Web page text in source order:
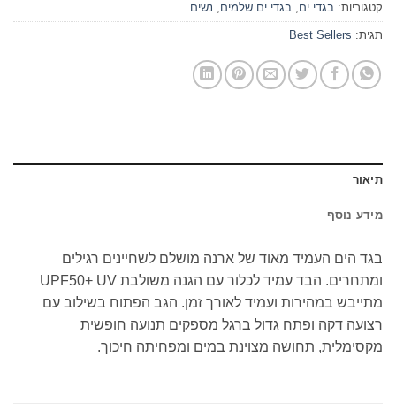
קטגוריות: בגדי ים, בגדי ים שלמים, נשים
תגית: Best Sellers
תיאור
מידע נוסף
בגד הים העמיד מאוד של ארנה מושלם לשחיינים רגילים
ומתחרים. הבד עמיד לכלור עם הגנה משולבת UPF50+ UV
מתייבש במהירות ועמיד לאורך זמן. הגב הפתוח בשילוב עם
רצועה דקה ופתח גדול ברגל מספקים תנועה חופשית
מקסימלית, תחושה מצוינת במים ומפחיתה חיכוך.